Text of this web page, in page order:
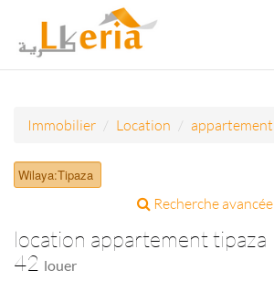
Immobilier Location appartement
Wilaya:Tipaza
Recherche avancée
location appartement tipaza
42 louer